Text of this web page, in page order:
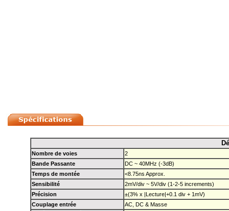
Nombre de voies
2
Bande Passante
DC ~ 40MHz (-3dB)
Temps de montée
<8.75ns Approx.
Sensibilité
2mV/div ~ 5V/div (1-2-5 increments)
Précision
±(3% x |Lecture|+0.1 div + 1mV)
Couplage entrée
AC, DC & Masse